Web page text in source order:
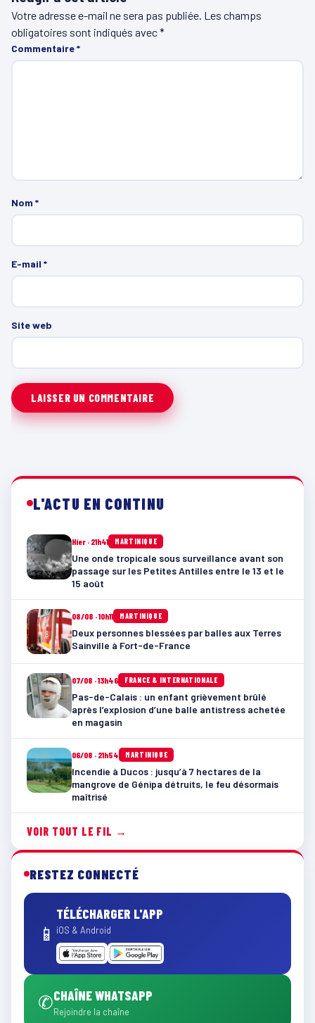
Votre adresse e-mail ne sera pas publiée. Les champs
obligatoires sont indiqués avec*
Commentaire*
Nom *
E-mail *
Site web
L'ACTU EN CONTINU
Hier · 21h41 MARTINIQUE
Une onde tropicale sous surveillance avant son
passage sur les Petites Antilles entre le 13 et le
15 août
08/08 · 10h11 MARTINIQUE
Deux personnes blessées par balles aux Terres
Sainville à Fort-de-France
07/08 · 13h46 FRANCE & INTERNATIONALE
Pas-de-Calais : un enfant grièvement brûlé
après l’explosion d’une balle antistress achetée
en magasin
06/08 · 21h54 MARTINIQUE
Incendie à Ducos : jusqu’à 7 hectares de la
mangrove de Génipa détruits, le feu désormais
maîtrisé
VOIR TOUT LE FIL →
RESTEZ CONNECTÉ
📱
TÉLÉCHARGER L'APP
iOS & Android
✆CHAÎNE WHATSAPP
Rejoindre la chaîne